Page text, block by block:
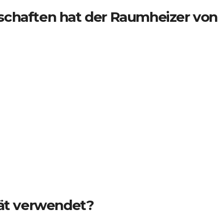
hat der Raumheizer von
verwendet?